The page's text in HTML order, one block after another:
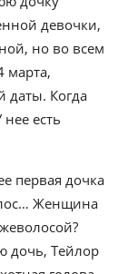
девочки,
но во всем
марта,
даты. Когда
есть
первая дочка
Женщина
дочь, Тейлор